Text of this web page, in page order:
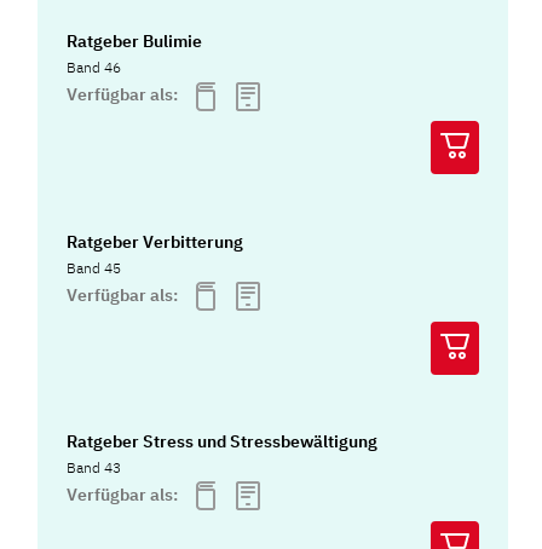
Ratgeber Bulimie
Band 46
Verfügbar als:
Ratgeber Verbitterung
Band 45
Verfügbar als:
Ratgeber Stress und Stressbewältigung
Band 43
Verfügbar als: